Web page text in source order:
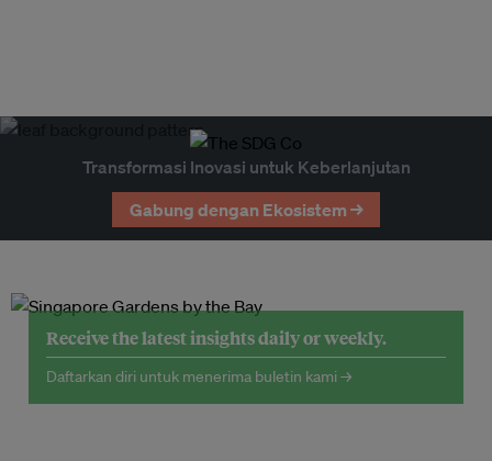
Transformasi Inovasi untuk Keberlanjutan
Gabung dengan Ekosistem →
Receive the latest insights daily or weekly.
Daftarkan diri untuk menerima buletin kami →